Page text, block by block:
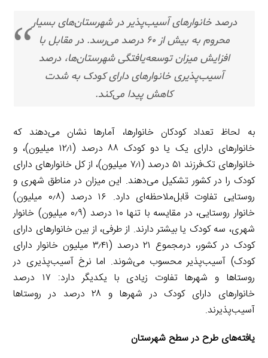
درصد خانوارهای آسیب‌پذیر در شهرستان‌های بسیار
محروم به بیش از ۶۰ درصد می‌رسد. در مقابل با
افزایش میزان توسعه‌یافتگی شهرستان‌ها، درصد
آسیب‌پذیری خانوارهای دارای کودک به شدت
کاهش پیدا می‌کند.
به لحاظ تعداد کودکان خانوارها، آمارها نشان می‌دهند که
خانوارهای دارای یک یا دو کودک ۸۸ درصد (۱۲٫۱ میلیون)، و
خانوارهای تک‌فرزند ۵۱ درصد (۷٫۱ میلیون)، از کل خانوارهای دارای
کودک را در کشور تشکیل می‌دهند. این میزان در مناطق شهری و
روستایی تفاوت قابل‌ملاحظه‌ای دارد. ۱۶ درصد (۰٫۸ میلیون)
خانوار روستایی، در مقایسه با تنها ۱۰ درصد (۰٫۹ میلیون) خانوار
شهری، سه کودک یا بیشتر دارند. از طرفی، از بین خانوارهای دارای
کودک در کشور، درمجموع ۲۱ درصد (۳٫۴۱ میلیون خانوار دارای
کودک) آسیب‌پذیر محسوب می‌شوند. اما نرخ آسیب‌پذیری در
روستاها و شهرها تفاوت زیادی با یکدیگر دارد: ۱۷ درصد
خانوارهای دارای کودک در شهرها و ۲۸ درصد در روستاها
آسیب‌پذیرند.
یافته‌های طرح در سطح شهرستان